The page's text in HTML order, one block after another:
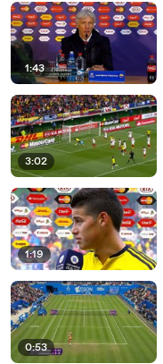
1:43
3:02
1:19
0:53